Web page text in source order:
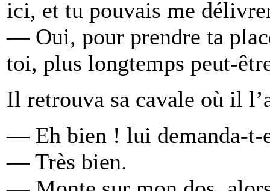
ici, et tu pouvais me
— Oui, pour prendre ta
toi, plus longtemps peut-
Il retrouva sa cavale où il
— Eh bien ! lui demanda-t-
— Très bien.